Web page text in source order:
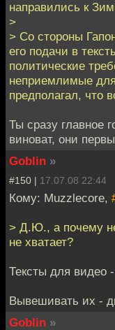
направились к
>
> Со стороны
его подачи в
политические
неприемлимые
предполагал, что
Ты сразу главное
виноват, они
Goblin »
#150 | 17.07.08 22:44
Кому: Muzzlecore,
> Д.Ю., а почему
не хватает?
Тексты для видео
Вывешивать их -
Goblin »